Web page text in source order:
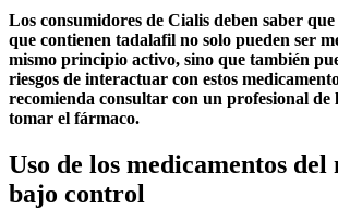
Los consumidores de Cialis deben saber
que contienen tadalafil no solo pueden ser
mismo principio activo, sino que también
riesgos de interactuar con estos
recomienda consultar con un profesional de
tomar el fármaco.
Uso de los medicamentos del
bajo control